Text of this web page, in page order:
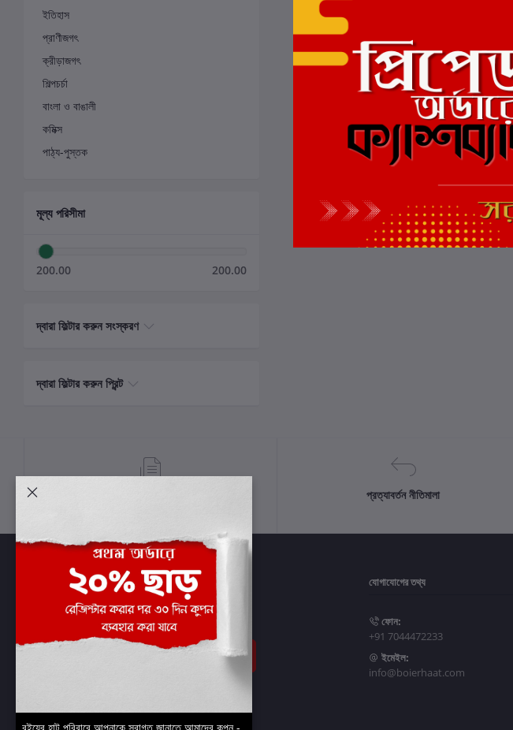
ইতিহাস
প্রাণীজগৎ
ক্রীড়াজগৎ
শিল্পচর্চা
বাংলা ও বাঙালী
কমিক্স
পাঠ্য-পুস্তক
মূল্য পরিসীমা
200.00 200.00
দ্বারা ফিল্টার করুন সংস্করণ
দ্বারা ফিল্টার করুন প্রিন্ট
প্রত্যাবর্তন নীতিমালা
সাবস্ক্রাইব
যোগাযোগের তথ্য
ফোন:
+91 7044472233
ইমেইল:
info@boierhaat.com